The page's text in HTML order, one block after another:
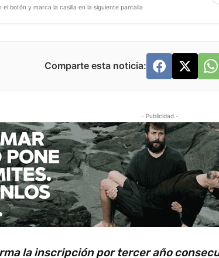
el botón y marca la casilla en la siguiente pantalla
Comparte esta noticia:
- Publicidad -
la inscripción por tercer año